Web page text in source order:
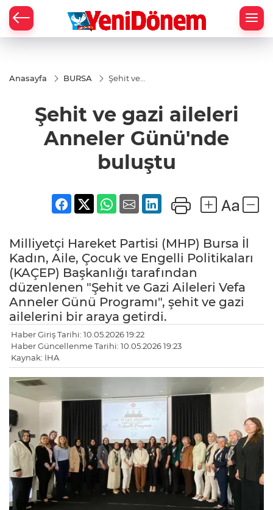
Anasayfa BURSA
Şehit ve
Günü'nde
buluştu
Şehit ve gazi aileleri
Anneler Günü'nde
buluştu
Milliyetçi Hareket Partisi (MHP) Bursa İl
Kadın, Aile, Çocuk ve Engelli Politikaları
(KAÇEP) Başkanlığı tarafından
düzenlenen "Şehit ve Gazi Aileleri Vefa
Anneler Günü Programı", şehit ve gazi
ailelerini bir araya getirdi.
Haber Giriş Tarihi: 10.05.2026 19:22
Haber Güncellenme Tarihi: 10.05.2026 19:23
Kaynak: İHA